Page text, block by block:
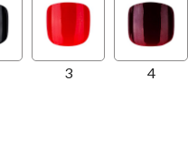
3 4